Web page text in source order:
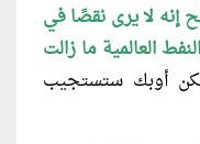
إنه لا يرى نقصًا في
العالمية ما زالت
لكن أوبك ستستجيب